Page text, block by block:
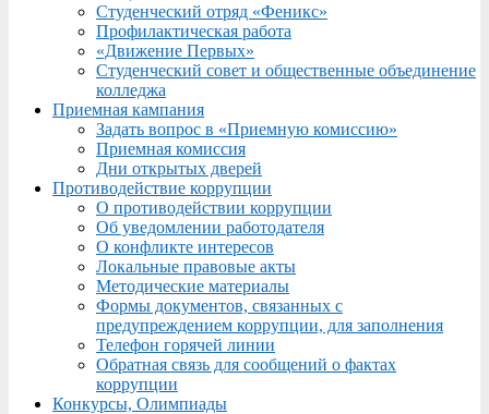
Студенческий отряд «Феникс»
Профилактическая работа
«Движение Первых»
Студенческий совет и общественные объединение
колледжа
Приемная кампания
Задать вопрос в «Приемную комиссию»
Приемная комиссия
Дни открытых дверей
Противодействие коррупции
О противодействии коррупции
Об уведомлении работодателя
О конфликте интересов
Локальные правовые акты
Методические материалы
Формы документов, связанных с
предупреждением коррупции, для заполнения
Телефон горячей линии
Обратная связь для сообщений о фактах
коррупции
Конкурсы, Олимпиады